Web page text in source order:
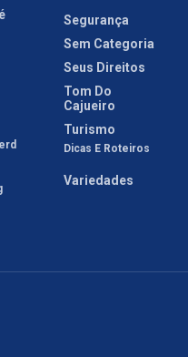
Segurança
Sem Categoria
Seus Direitos
Tom Do
Cajueiro
Turismo
Dicas E Roteiros
Variedades